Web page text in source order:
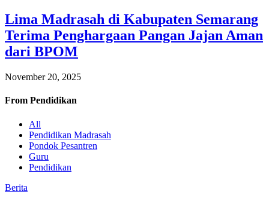
Lima Madrasah di Kabupaten Semarang
Terima Penghargaan Pangan Jajan Aman
dari BPOM
November 20, 2025
From Pendidikan
All
Pendidikan Madrasah
Pondok Pesantren
Guru
Pendidikan
Berita